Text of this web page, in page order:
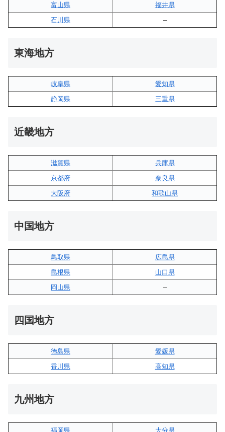
富山県
福井県
石川県
–
東海地方
岐阜県
愛知県
静岡県
三重県
近畿地方
滋賀県
兵庫県
京都府
奈良県
大阪府
和歌山県
中国地方
鳥取県
広島県
島根県
山口県
岡山県
–
四国地方
徳島県
愛媛県
香川県
高知県
九州地方
福岡県 大分県